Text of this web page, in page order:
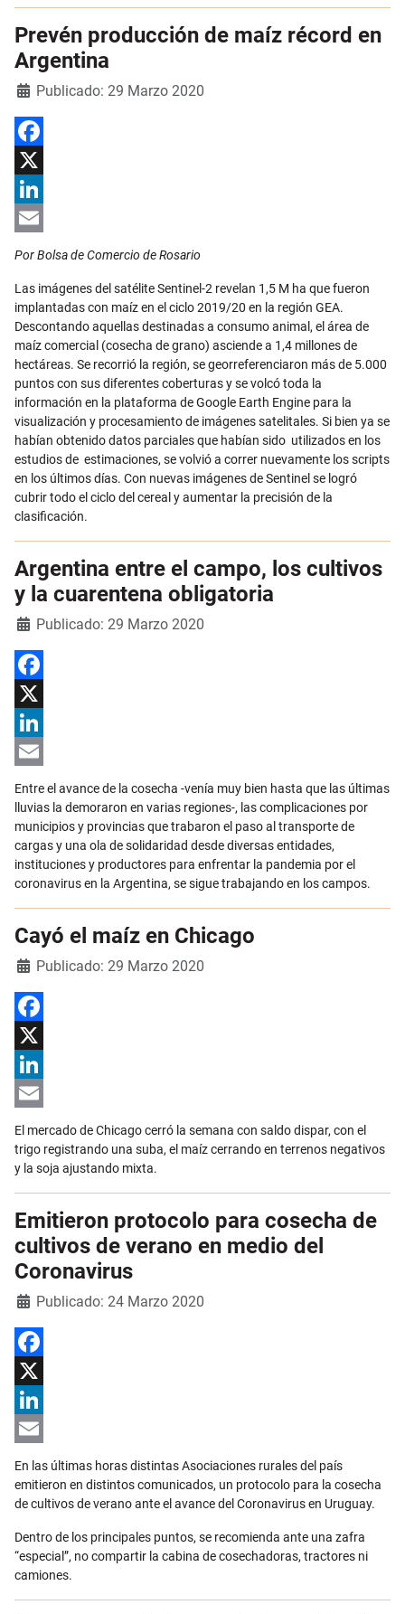
Prevén producción de maíz récord en
Argentina
DetallesPublicado: 29 Marzo 2020
Facebook
X
LinkedIn
Por Bolsa de Comercio de Rosario
Las imágenes del satélite Sentinel-2 revelan 1,5 M ha que fueron
implantadas con maíz en el ciclo 2019/20 en la región GEA.
Descontando aquellas destinadas a consumo animal, el área de
maíz comercial (cosecha de grano) asciende a 1,4 millones de
hectáreas. Se recorrió la región, se georreferenciaron más de 5.000
puntos con sus diferentes coberturas y se volcó toda la
información en la plataforma de Google Earth Engine para la
visualización y procesamiento de imágenes satelitales. Si bien ya se
habían obtenido datos parciales que habían sido utilizados en los
estudios de estimaciones, se volvió a correr nuevamente los scripts
en los últimos días. Con nuevas imágenes de Sentinel se logró
cubrir todo el ciclo del cereal y aumentar la precisión de la
clasificación.
Argentina entre el campo, los cultivos
y la cuarentena obligatoria
DetallesPublicado: 29 Marzo 2020
Facebook
X
LinkedIn
Entre el avance de la cosecha -venía muy bien hasta que las últimas
lluvias la demoraron en varias regiones-, las complicaciones por
municipios y provincias que trabaron el paso al transporte de
cargas y una ola de solidaridad desde diversas entidades,
instituciones y productores para enfrentar la pandemia por el
coronavirus en la Argentina, se sigue trabajando en los campos.
Cayó el maíz en Chicago
DetallesPublicado: 29 Marzo 2020
Facebook
X
LinkedIn
Email
El mercado de Chicago cerró la semana con saldo dispar, con el
trigo registrando una suba, el maíz cerrando en terrenos negativos
y la soja ajustando mixta.
Emitieron protocolo para cosecha de
cultivos de verano en medio del
Coronavirus
DetallesPublicado: 24 Marzo 2020
Facebook
X
LinkedIn
Email
En las últimas horas distintas Asociaciones rurales del país
emitieron en distintos comunicados, un protocolo para la cosecha
de cultivos de verano ante el avance del Coronavirus en Uruguay.
Dentro de los principales puntos, se recomienda ante una zafra
“especial”, no compartir la cabina de cosechadoras, tractores ni
camiones.